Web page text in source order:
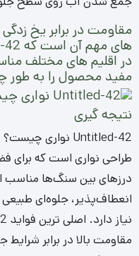
مقاومت در برابر یخ
در اقلیم های مختلف
مفید محصول را به
نتیجه گیری
طراحی نواری است که برای
درزهای بین سنگ‌ها مناسب
انعطاف‌پذیر، جلوه‌ای
مقاومت بالا در برابر